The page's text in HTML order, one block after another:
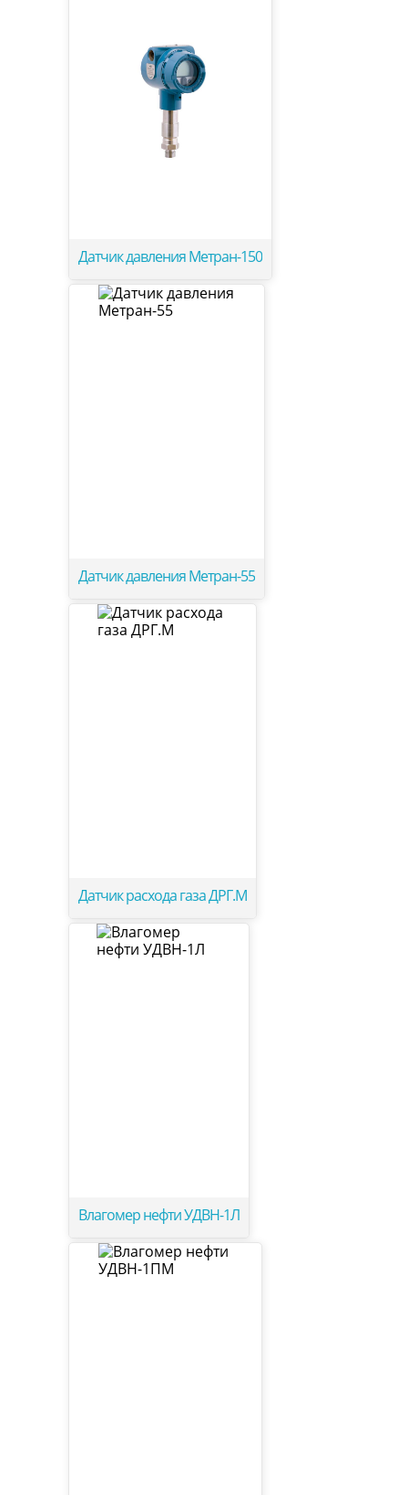
Датчик давления Метран-150
Датчик давления Метран-55
Датчик расхода газа ДРГ.М
Влагомер нефти УДВН-1Л